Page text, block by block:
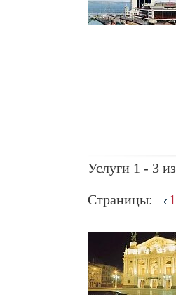
Услуги 1 - 3
Страницы: 1